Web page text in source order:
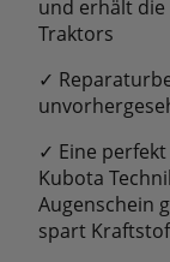
und erhält die
Traktors
✓
✓ Eine
Kubota
Augenschein
spart